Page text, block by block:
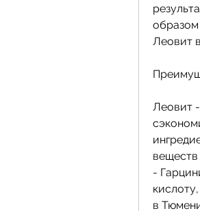
образом
Леовит
Леовит
веществ
-
в